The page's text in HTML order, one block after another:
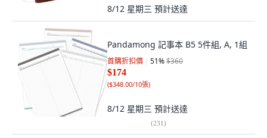
8/12 星期三 預計送達
Pandamong 記事本 B5 5件組, A, 1組
首購折扣價 51%$360
$174
($348.00/10張)
8/12 星期三 預計送達
(231)